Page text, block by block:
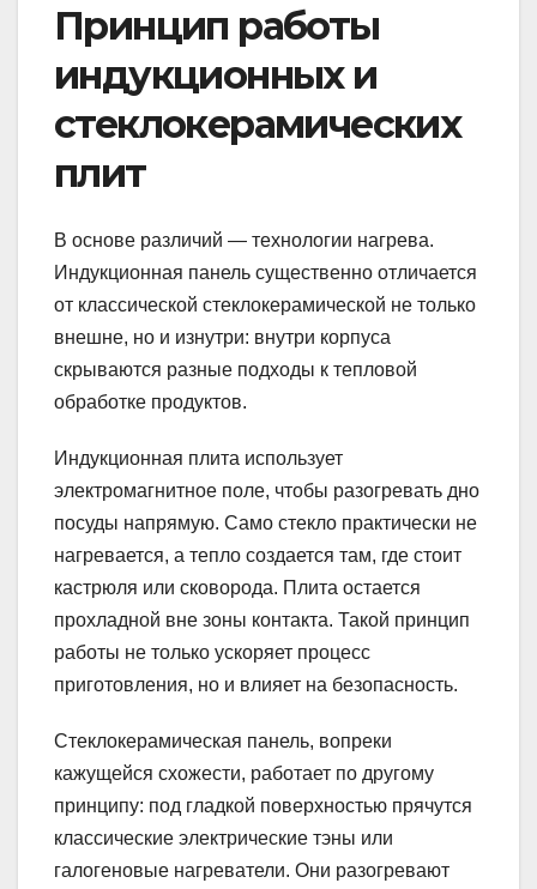
Принцип работы
индукционных и
стеклокерамических
плит
В основе различий — технологии нагрева.
Индукционная панель существенно отличается
от классической стеклокерамической не только
внешне, но и изнутри: внутри корпуса
скрываются разные подходы к тепловой
обработке продуктов.
Индукционная плита использует
электромагнитное поле, чтобы разогревать дно
посуды напрямую. Само стекло практически не
нагревается, а тепло создается там, где стоит
кастрюля или сковорода. Плита остается
прохладной вне зоны контакта. Такой принцип
работы не только ускоряет процесс
приготовления, но и влияет на безопасность.
Стеклокерамическая панель, вопреки
кажущейся схожести, работает по другому
принципу: под гладкой поверхностью прячутся
классические электрические тэны или
галогеновые нагреватели. Они разогревают